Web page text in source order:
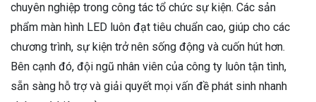
chuyên nghiệp trong công tác tổ chức sự kiện. Các sản
phẩm màn hình LED luôn đạt tiêu chuẩn cao, giúp cho các
chương trình, sự kiện trở nên sống động và cuốn hút hơn.
Bên cạnh đó, đội ngũ nhân viên của công ty luôn tận tình,
sẵn sàng hỗ trợ và giải quyết mọi vấn đề phát sinh nhanh